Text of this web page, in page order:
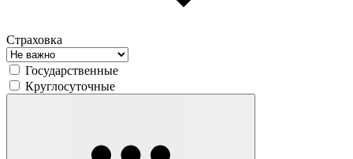
Страховка
Государственные
Круглосуточные